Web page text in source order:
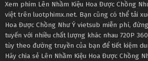
Xem phim Lên Nhầm Kiệu Hoa Được Chồng
việt trên luotphimx.net. Bạn cũng có thể tải
Hoa Được Chồng Như Ý vietsub miễn phí,
tuyến với nhiều chất lượng khác nhau 720P
tùy theo đường truyền của bạn để tiết kiệm
Hãy chia sẻ Lên Nhầm Kiệu Hoa Được Chồng